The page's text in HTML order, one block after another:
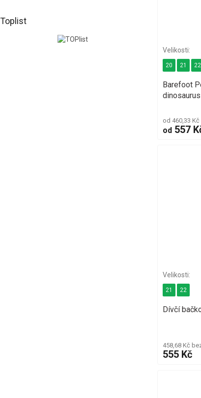
Toplist
Barefoot
dinosaurus
od 460,33 Kč
od 557
20 21 22
Dívčí
458,68 Kč
555 Kč
21 22